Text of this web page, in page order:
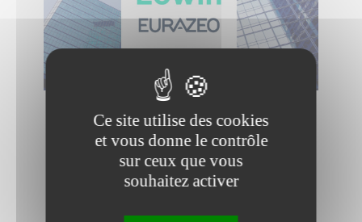
7 juin 2023 • 3 min de lecture
Eurazeo rentre au capital de
Ce site utilise des cookies
et vous donne le contrôle
sur ceux que vous
souhaitez activer